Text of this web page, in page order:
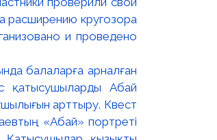
балаларға арналған
қатысушыларды Абай
арттыру. Квест
«Абай» портреті